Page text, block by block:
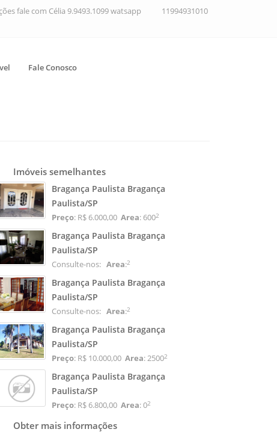
fale com Célia 9.9493.1099 watsapp
11994931010
Fale Conosco
Imóveis semelhantes
Bragança Paulista Bragança
Paulista/SP
Preço: R$ 6.000,00 Area: 6002
Bragança Paulista Bragança
Paulista/SP
Consulte-nos: Area:2
Bragança Paulista Bragança
Paulista/SP
Consulte-nos: Area:2
Bragança Paulista Bragança
Paulista/SP
Preço: R$ 10.000,00 Area: 25002
Bragança Paulista Bragança
Paulista/SP
Preço: R$ 6.800,00 Area: 02
Obter mais informações